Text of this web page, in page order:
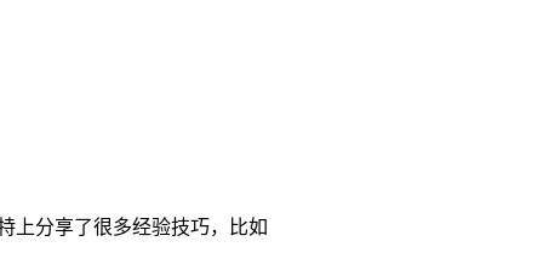
上分享了很多经验技巧，比如